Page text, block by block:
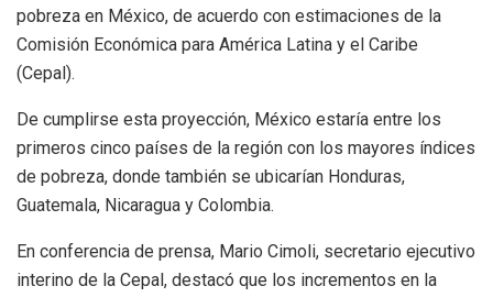
pobreza en México, de acuerdo con estimaciones de la
Comisión Económica para América Latina y el Caribe
(Cepal).
De cumplirse esta proyección, México estaría entre los
primeros cinco países de la región con los mayores índices
de pobreza, donde también se ubicarían Honduras,
Guatemala, Nicaragua y Colombia.
En conferencia de prensa, Mario Cimoli, secretario ejecutivo
interino de la Cepal, destacó que los incrementos en la